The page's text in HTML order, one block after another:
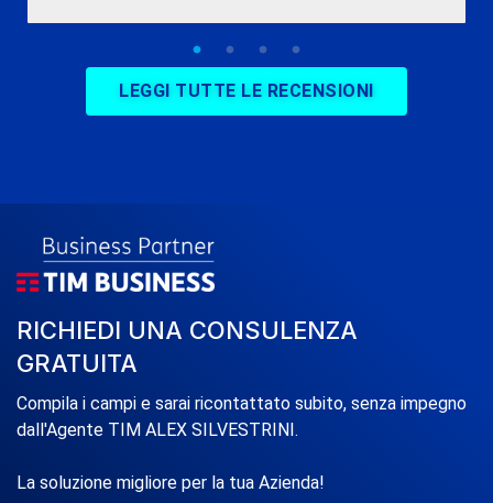
LEGGI TUTTE LE RECENSIONI
RICHIEDI UNA CONSULENZA
GRATUITA
Compila i campi e sarai ricontattato subito, senza impegno
dall'Agente TIM ALEX SILVESTRINI.
La soluzione migliore per la tua Azienda!